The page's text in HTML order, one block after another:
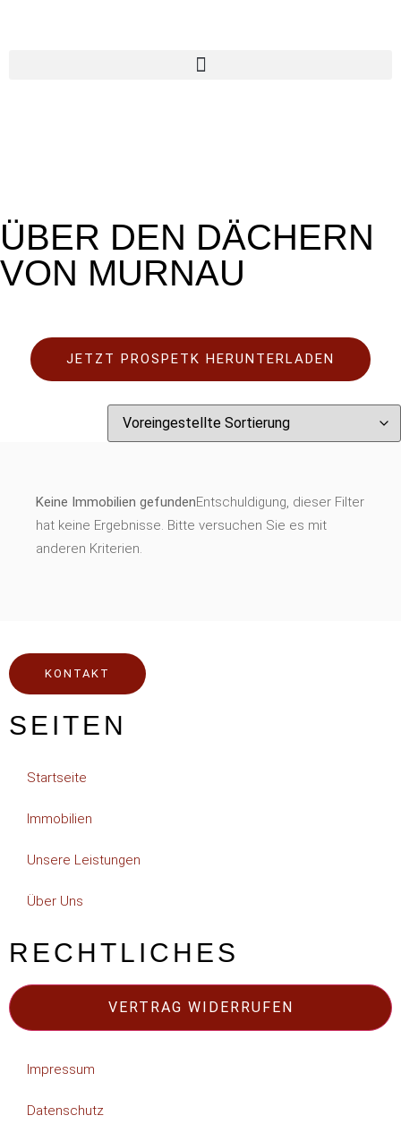
ÜBER DEN DÄCHERN
VON MURNAU
JETZT PROSPETK HERUNTERLADEN
Keine Immobilien gefundenEntschuldigung, dieser Filter
hat keine Ergebnisse. Bitte versuchen Sie es mit
anderen Kriterien.
KONTAKT
SEITEN
Startseite
Immobilien
Unsere Leistungen
Über Uns
RECHTLICHES
VERTRAG WIDERRUFEN
Impressum
Datenschutz